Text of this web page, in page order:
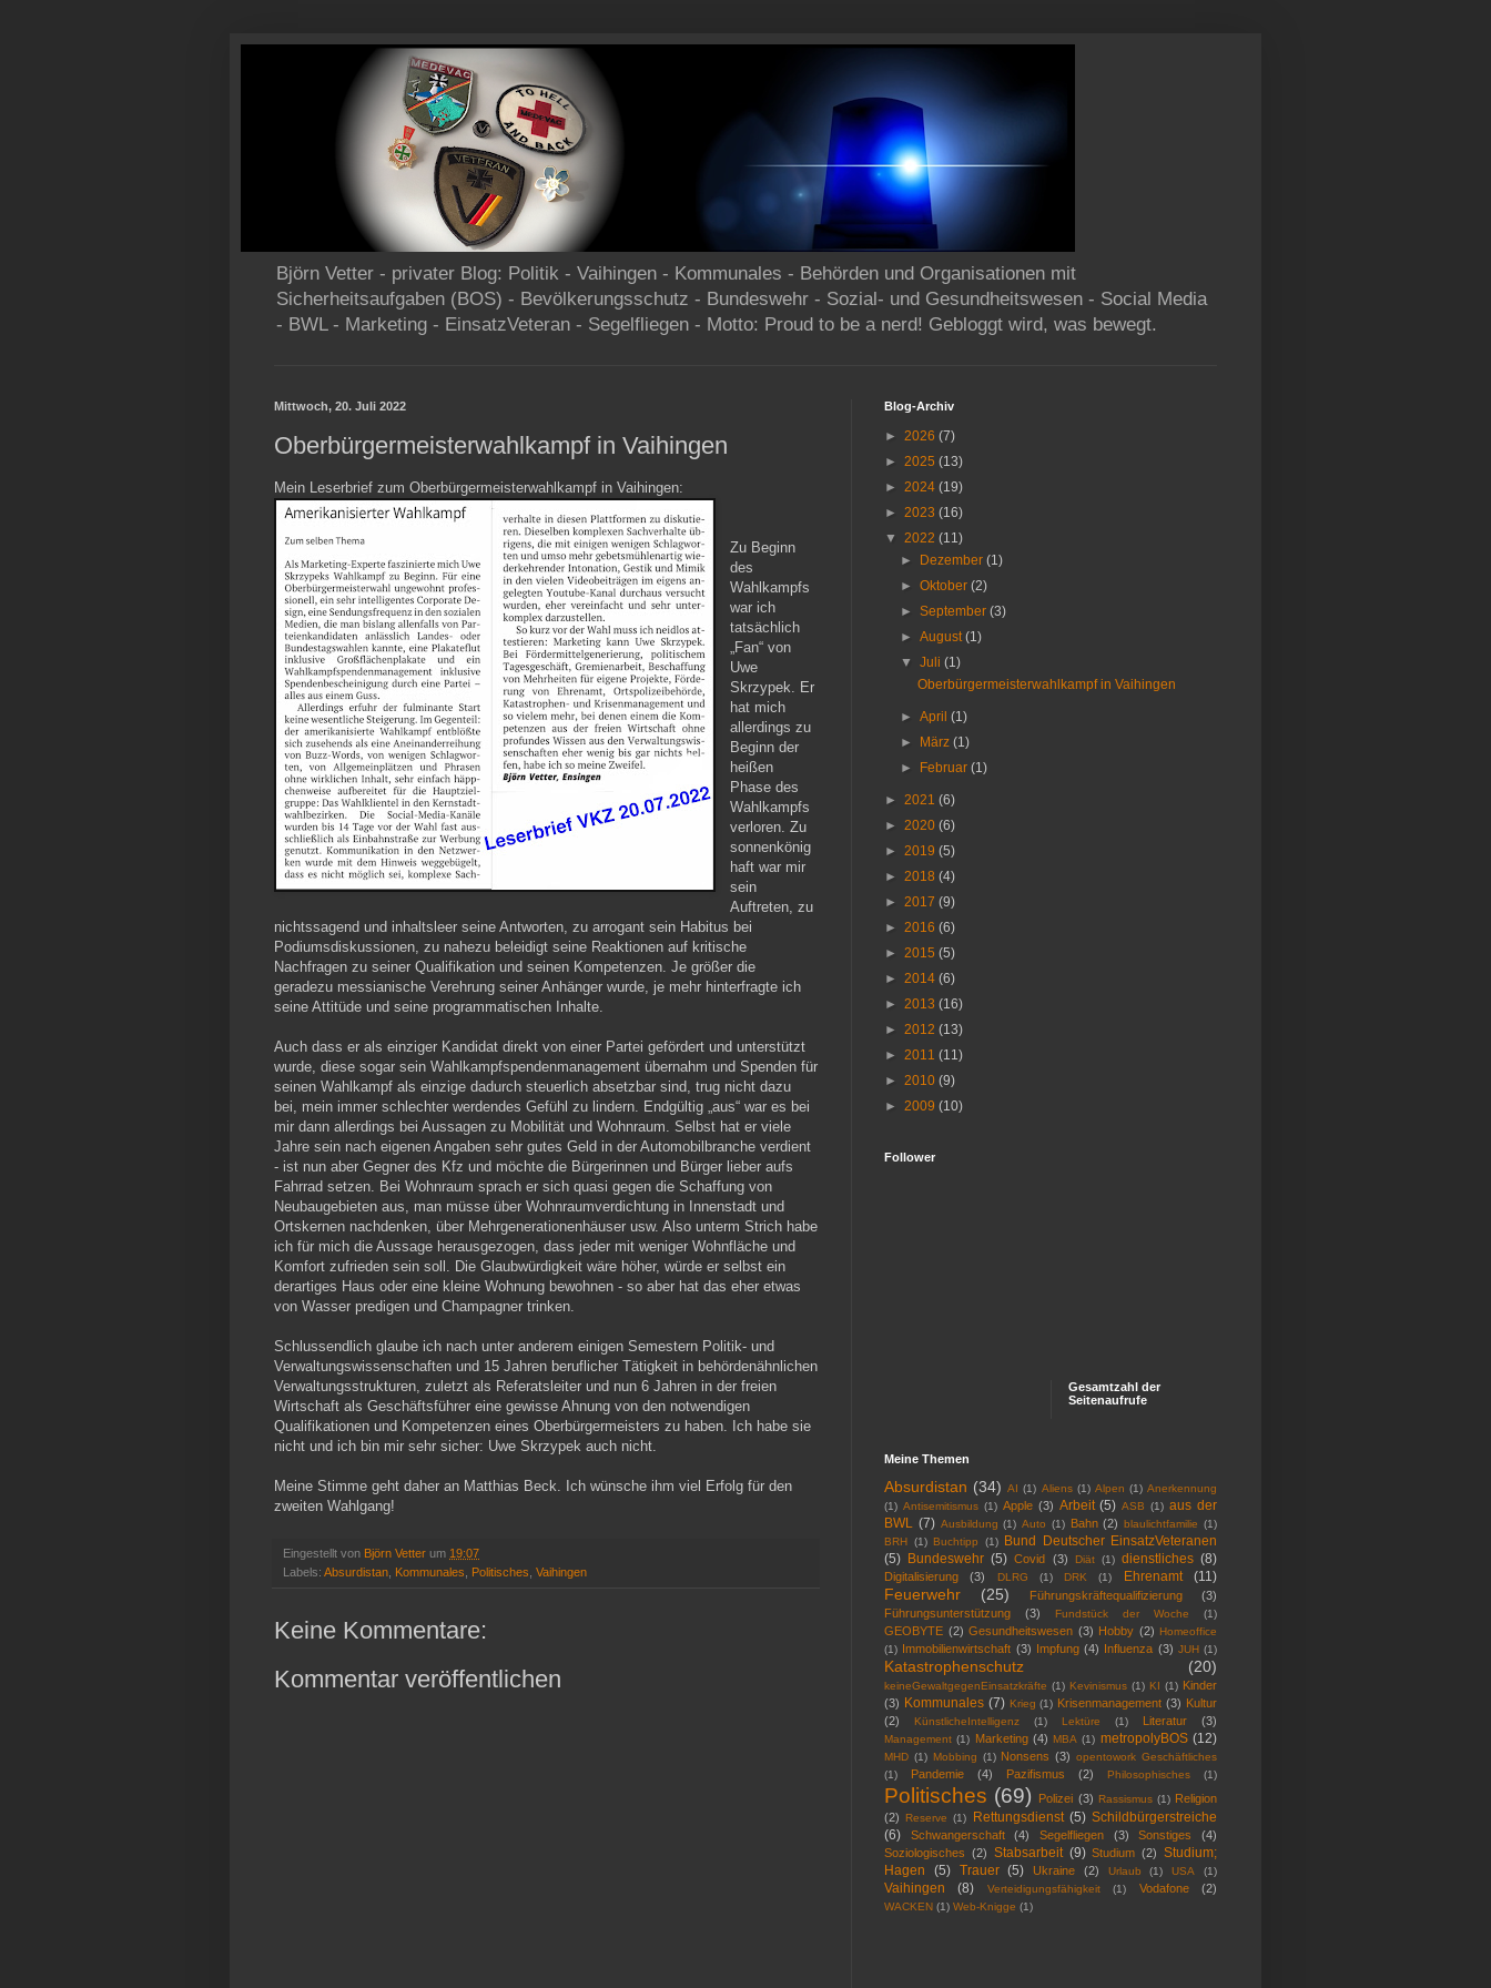
Björn Vetter - privater Blog: Politik - Vaihingen - Kommunales - Behörden und Organisationen mit
Sicherheitsaufgaben (BOS) - Bevölkerungsschutz - Bundeswehr - Sozial- und Gesundheitswesen - Social Media
- BWL - Marketing - EinsatzVeteran - Segelfliegen - Motto: Proud to be a nerd! Gebloggt wird, was bewegt.
Mittwoch, 20. Juli 2022
Oberbürgermeisterwahlkampf in Vaihingen
Mein Leserbrief zum Oberbürgermeisterwahlkampf in Vaihingen:
Zu Beginn
des
Wahlkampfs
war ich
tatsächlich
„Fan“ von
Uwe
Skrzypek. Er
hat mich
allerdings zu
Beginn der
heißen
Phase des
Wahlkampfs
verloren. Zu
sonnenkönig
haft war mir
sein
Auftreten, zu
nichtssagend und inhaltsleer seine Antworten, zu arrogant sein Habitus bei
Podiumsdiskussionen, zu nahezu beleidigt seine Reaktionen auf kritische
Nachfragen zu seiner Qualifikation und seinen Kompetenzen. Je größer die
geradezu messianische Verehrung seiner Anhänger wurde, je mehr hinterfragte ich
seine Attitüde und seine programmatischen Inhalte.
Auch dass er als einziger Kandidat direkt von einer Partei gefördert und unterstützt
wurde, diese sogar sein Wahlkampfspendenmanagement übernahm und Spenden für
seinen Wahlkampf als einzige dadurch steuerlich absetzbar sind, trug nicht dazu
bei, mein immer schlechter werdendes Gefühl zu lindern. Endgültig „aus“ war es bei
mir dann allerdings bei Aussagen zu Mobilität und Wohnraum. Selbst hat er viele
Jahre sein nach eigenen Angaben sehr gutes Geld in der Automobilbranche verdient
- ist nun aber Gegner des Kfz und möchte die Bürgerinnen und Bürger lieber aufs
Fahrrad setzen. Bei Wohnraum sprach er sich quasi gegen die Schaffung von
Neubaugebieten aus, man müsse über Wohnraumverdichtung in Innenstadt und
Ortskernen nachdenken, über Mehrgenerationenhäuser usw. Also unterm Strich habe
ich für mich die Aussage herausgezogen, dass jeder mit weniger Wohnfläche und
Komfort zufrieden sein soll. Die Glaubwürdigkeit wäre höher, würde er selbst ein
derartiges Haus oder eine kleine Wohnung bewohnen - so aber hat das eher etwas
von Wasser predigen und Champagner trinken.
Schlussendlich glaube ich nach unter anderem einigen Semestern Politik- und
Verwaltungswissenschaften und 15 Jahren beruflicher Tätigkeit in behördenähnlichen
Verwaltungsstrukturen, zuletzt als Referatsleiter und nun 6 Jahren in der freien
Wirtschaft als Geschäftsführer eine gewisse Ahnung von den notwendigen
Qualifikationen und Kompetenzen eines Oberbürgermeisters zu haben. Ich habe sie
nicht und ich bin mir sehr sicher: Uwe Skrzypek auch nicht.
Meine Stimme geht daher an Matthias Beck. Ich wünsche ihm viel Erfolg für den
zweiten Wahlgang!
Eingestellt von Björn Vetter um 19:07
Labels: Absurdistan Kommunales Politisches Vaihingen
Keine Kommentare:
Kommentar veröffentlichen
Blog-Archiv
► 2026 (7)
► 2025 (13)
► 2024 (19)
► 2023 (16)
▼ 2022 (11)
►
Dezember(1)
►Oktober(2)
►September(3)
►August(1)
▼Juli(1)
Oberbürgermeisterwahlkampf in Vaihingen
►April(1)
►
März(1)
►
Februar(1)
► 2021 (6)
► 2020 (6)
► 2019 (5)
► 2018 (4)
► 2017 (9)
► 2016 (6)
► 2015 (5)
► 2014 (6)
► 2013 (16)
► 2012 (13)
► 2011 (11)
► 2010 (9)
► 2009 (10)
Follower
Gesamtzahl der
Seitenaufrufe
Meine Themen
Absurdistan (34) AI (1) Aliens (1) Alpen (1) Anerkennung
(1) Antisemitismus (1) Apple (3) Arbeit (5) ASB (1) aus der
BWL (7) Ausbildung (1) Auto (1) Bahn (2) blaulichtfamilie (1)
BRH
(1) Buchtipp (1)
Bund Deutscher EinsatzVeteranen
(5) Bundeswehr (5) Covid (3) Diät (1) dienstliches (8)
Digitalisierung (3) DLRG (1) DRK (1) Ehrenamt (11)
Feuerwehr (25) Führungskräftequalifizierung
(3)
Führungsunterstützung
(3) Fundstück der Woche (1)
GEOBYTE (2) Gesundheitswesen (3) Hobby (2) Homeoffice
(1)
Immobilienwirtschaft (3) Impfung (4) Influenza (3) JUH (1)
Katastrophenschutz (20)
keineGewaltgegenEinsatzkräfte (1) Kevinismus (1) KI (1) Kinder
(3) Kommunales (7) Krieg (1) Krisenmanagement (3) Kultur
(2)
KünstlicheIntelligenz (1) Lektüre (1) Literatur (3)
Management (1) Marketing (4) MBA (1) metropolyBOS (12)
MHD (1) Mobbing (1) Nonsens (3) opentowork Geschäftliches
(1)
Pandemie (4) Pazifismus (2) Philosophisches (1)
Politisches (69) Polizei (3) Rassismus (1) Religion
(2)
Reserve (1) Rettungsdienst (5) Schildbürgerstreiche
(6)
Schwangerschaft (4) Segelfliegen (3) Sonstiges
(4)
Soziologisches (2) Stabsarbeit (9) Studium (2) Studium;
Hagen
(5) Trauer (5) Ukraine (2) Urlaub (1) USA (1)
Vaihingen (8) Verteidigungsfähigkeit (1) Vodafone (2)
WACKEN (1) Web-Knigge (1)